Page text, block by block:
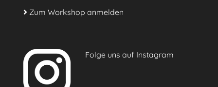
Zum Workshop anmelden
Folge uns auf Instagram